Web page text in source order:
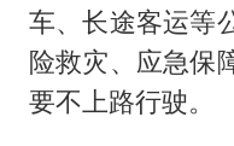
车、长途客运等
险救灾、应急保
要不上路行驶。